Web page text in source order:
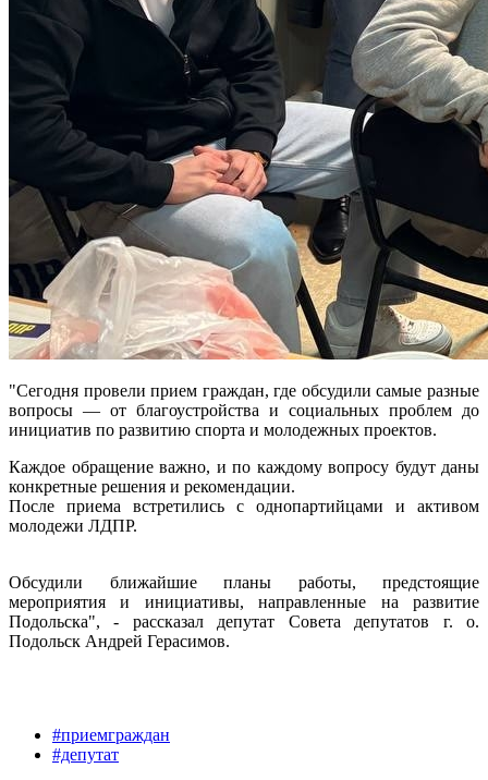
"Сегодня провели прием граждан, где обсудили самые разные
вопросы — от благоустройства и социальных проблем до
инициатив по развитию спорта и молодежных проектов.
Каждое обращение важно, и по каждому вопросу будут даны
конкретные решения и рекомендации.
После приема встретились с однопартийцами и активом
молодежи ЛДПР.
Обсудили ближайшие планы работы, предстоящие
мероприятия и инициативы, направленные на развитие
Подольска", - рассказал депутат Совета депутатов г. о.
Подольск Андрей Герасимов.
#приемграждан
#депутат